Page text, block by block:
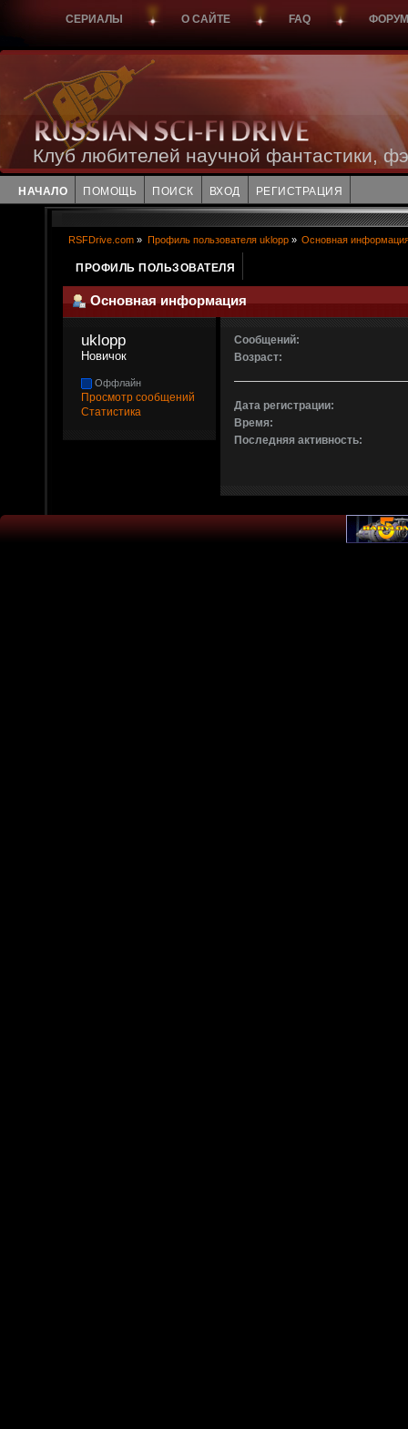
СЕРИАЛЫ О САЙТЕ FAQ ФОРУМ
Клуб любителей научной фантастики,
НАЧАЛО ПОМОЩЬ ПОИСК ВХОД РЕГИСТРАЦИЯ
RSFDrive.com » Профиль пользователя uklopp» Основная
ПРОФИЛЬ ПОЛЬЗОВАТЕЛЯ
Основная информация
uklopp
Новичок
Оффлайн
Просмотр сообщений
Статистика
Сообщений:
Возраст:
Дата регистрации:
Время:
Последняя активность: